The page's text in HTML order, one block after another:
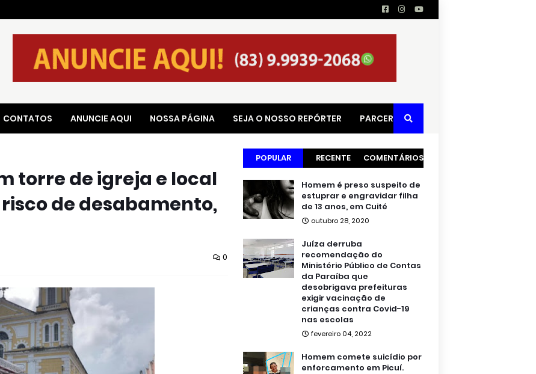
CONTATOS ANUNCIE AQUI NOSSA PÁGINA SEJA O NOSSO REPÓRTER PARCERIAS
torre de igreja e local
de desabamento,
0
POPULAR RECENTE COMENTÁRIOS
Homem é preso suspeito de
estuprar e engravidar filha
de 13 anos, em Cuité
outubro 28, 2020
Juíza derruba
recomendação do
Ministério Público de Contas
da Paraíba que
desobrigava prefeituras
exigir vacinação de
crianças contra Covid-19
nas escolas
fevereiro 04, 2022
Homem comete suicídio por
enforcamento em Picuí.